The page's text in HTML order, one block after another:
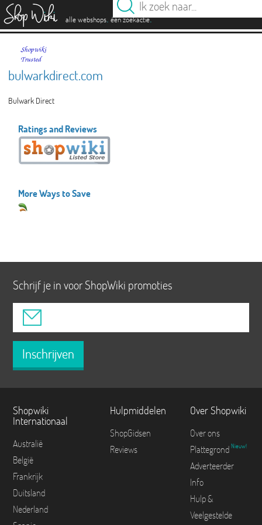
alle webshops. één zoekactie.
bulwarkdirect.com
Bulwark Direct
Ratings and Reviews
More Ways to Save
Schrijf je in voor ShopWiki promoties
Inschrijven
Shopwiki
Internationaal
Australië
België
Frankrijk
Duitsland
Nederland
Hulpmiddelen
ShopGidsen
Reviews
Over Shopwiki
Over ons
Plattegrond Nieuw!
Adverteerder
Info
Hulp &
Veelgestelde